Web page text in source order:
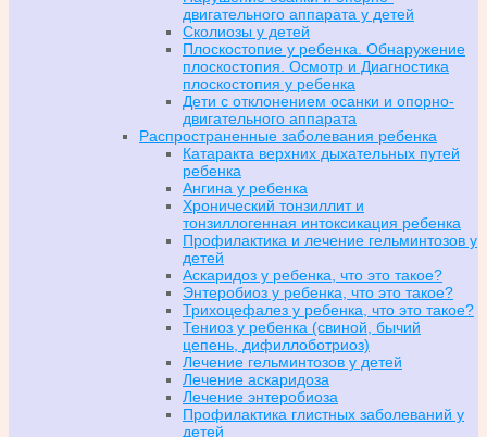
двигательного аппарата у детей
Сколиозы у детей
Плоскостопие у ребенка. Обнаружение
плоскостопия. Осмотр и Диагностика
плоскостопия у ребенка
Дети с отклонением осанки и опорно-
двигательного аппарата
Распространенные заболевания ребенка
Катаракта верхних дыхательных путей
ребенка
Ангина у ребенка
Хронический тонзиллит и
тонзиллогенная интоксикация ребенка
Профилактика и лечение гельминтозов у
детей
Аскаридоз у ребенка, что это такое?
Энтеробиоз у ребенка, что это такое?
Трихоцефалез у ребенка, что это такое?
Тениоз у ребенка (свиной, бычий
цепень, дифиллоботриоз)
Лечение гельминтозов у детей
Лечение аскаридоза
Лечение энтеробиоза
Профилактика глистных заболеваний у
детей